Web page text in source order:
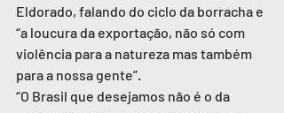
Eldorado, falando do ciclo da borracha e
“a loucura da exportação, não só com
violência para a natureza mas também
para a nossa gente”.
“O Brasil que desejamos não é o da